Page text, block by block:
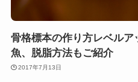
骨格標本の作り方レベルア
魚、脱脂方法もご紹介
2017年7月13日